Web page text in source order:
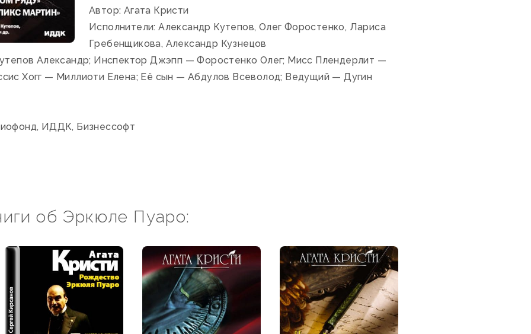
Автор: Агата Кристи
Исполнители: Александр Кутепов, Олег Форостенко, Лариса
Гребенщикова, Александр Кузнецов
Александр; Инспектор Джэпп — Форостенко Олег; Мисс Плендерлит —
Хогг — Миллиоти Елена; Её сын — Абдулов Всеволод; Ведущий — Дугин
ИДДК, Бизнессофт
об Эркюле Пуаро: